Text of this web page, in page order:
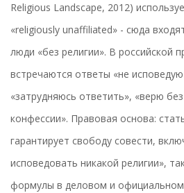
Religious Landscape, 2012)
«religiously unaffiliated» - сюда
люди «без религии». В российской
встречаются ответы «не
«затрудняюсь ответить», «верю
конфессии». Правовая основа:
гарантирует свободу совести,
исповедовать никакой религии»,
формулы в деловом и